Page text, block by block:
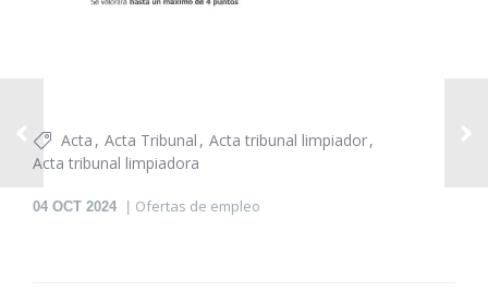
Acta Acta Tribunal
Acta tribunal limpiador
Acta tribunal limpiadora
04 OCT 2024 Ofertas de empleo